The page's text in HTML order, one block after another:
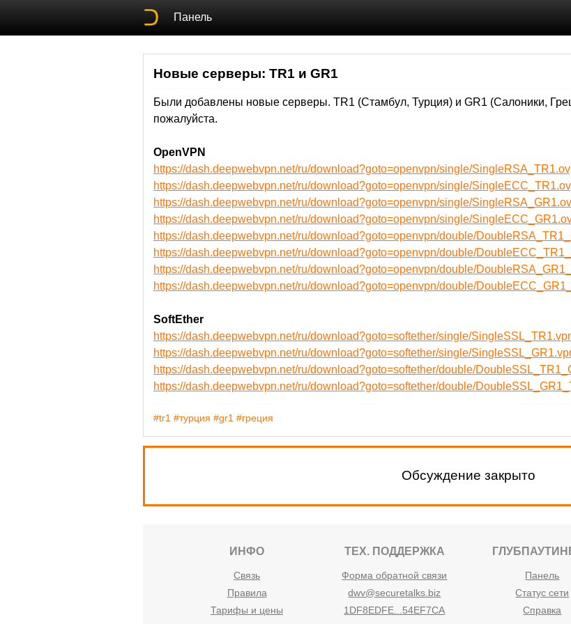
Панель
Новые серверы: TR1 и GR1
Были добавлены новые серверы. TR1 (Стамбул, Турция) и GR1 (Салоники,
пожалуйста.
OpenVPN
https://dash.deepwebvpn.net/ru/download?goto=openvpn/single/
https://dash.deepwebvpn.net/ru/download?goto=openvpn/single/
https://dash.deepwebvpn.net/ru/download?goto=openvpn/single/
https://dash.deepwebvpn.net/ru/download?goto=openvpn/single/
https://dash.deepwebvpn.net/ru/download?goto=openvpn/double/
https://dash.deepwebvpn.net/ru/download?goto=openvpn/double/
https://dash.deepwebvpn.net/ru/download?goto=openvpn/double/
https://dash.deepwebvpn.net/ru/download?goto=openvpn/double/
SoftEther
https://dash.deepwebvpn.net/ru/download?goto=softether/single/
https://dash.deepwebvpn.net/ru/download?goto=softether/single/
https://dash.deepwebvpn.net/ru/download?goto=softether/double/
https://dash.deepwebvpn.net/ru/download?goto=softether/double/
#tr1 #турция #gr1 #греция
Обсуждение закрыто
ИНФО
Связь
Правила
Тарифы и цены
ТЕХ. ПОДДЕРЖКА
Форма обратной связи
dwv@securetalks.biz
1DF8EDFE...54EF7CA
Панель
Статус сети
Справка